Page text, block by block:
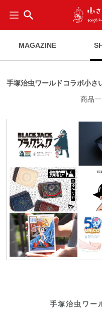
search
MAGAZINE
手塚治虫ワールドコラボ小さ
商品
手塚治虫ワー